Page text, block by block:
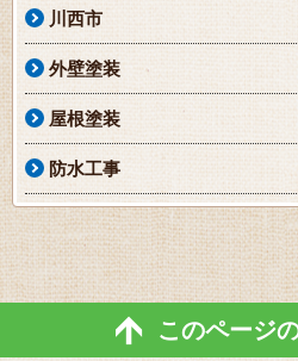
川西市
外壁塗装
屋根塗装
防水工事
このページ